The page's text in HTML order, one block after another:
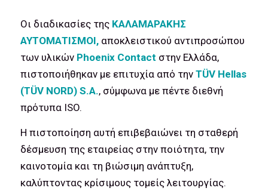
Οι διαδικασίες της ΚΑΛΑΜΑΡΑΚΗΣ
ΑΥΤΟΜΑΤΙΣΜΟΙ,αποκλειστικού αντιπροσώπου
των υλικών Phoenix Contact στην Ελλάδα,
πιστοποιήθηκαν με επιτυχία από την TÜV Hellas
(TÜV NORD) S.A., σύμφωνα με πέντε διεθνή
πρότυπα ISO.
Η πιστοποίηση αυτή επιβεβαιώνει τη σταθερή
δέσμευση της εταιρείας στην ποιότητα, την
καινοτομία και τη βιώσιμη ανάπτυξη,
καλύπτοντας κρίσιμους τομείς λειτουργίας.